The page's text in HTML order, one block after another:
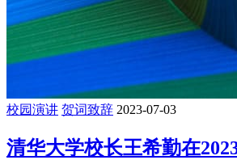
校园演讲 贺词致辞 2023-07-03
清华大学校长王希勤在